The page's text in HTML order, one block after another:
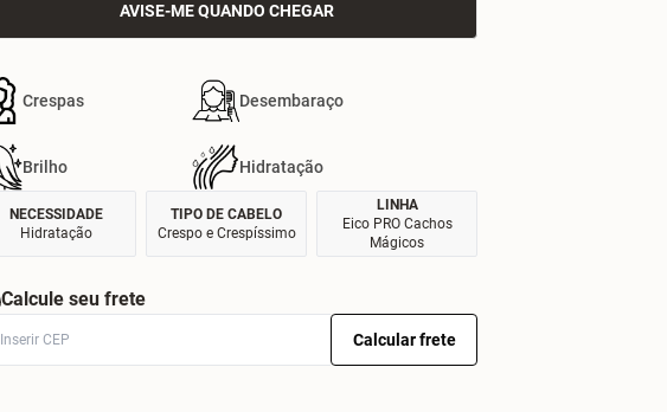
AVISE-ME QUANDO CHEGAR
Crespas Desembaraço
Brilho Hidratação
NECESSIDADE
Hidratação
TIPO DE CABELO
Crespo e Crespíssimo
LINHA
Eico PRO Cachos
Mágicos
Calcule seu frete
Calcular frete